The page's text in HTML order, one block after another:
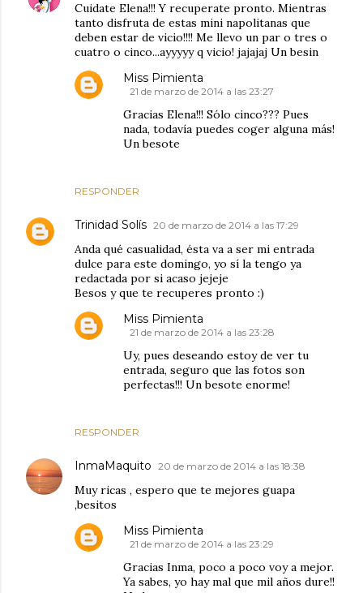
Cuidate Elena!!! Y recuperate pronto. Mientras
tanto disfruta de estas mini napolitanas que
deben estar de vicio!!!! Me llevo un par o tres o
cuatro o cinco...ayyyyy q vicio! jajajaj Un besin
RESPONDER
Miss Pimienta
21 de marzo de 2014 a las 23:27
Gracias Elena!!! Sólo cinco??? Pues
nada, todavía puedes coger alguna más!
Un besote
Trinidad Solís 20 de marzo de 2014 a las 17:29
Anda qué casualidad, ésta va a ser mi entrada
dulce para este domingo, yo sí la tengo ya
redactada por si acaso jejeje
Besos y que te recuperes pronto :)
RESPONDER
Miss Pimienta
21 de marzo de 2014 a las 23:28
Uy, pues deseando estoy de ver tu
entrada, seguro que las fotos son
perfectas!!! Un besote enorme!
InmaMaquito 20 de marzo de 2014 a las 18:38
Muy ricas , espero que te mejores guapa
,besitos
Miss Pimienta
21 de marzo de 2014 a las 23:29
Gracias Inma, poco a poco voy a mejor.
Ya sabes, yo hay mal que mil años dure!!